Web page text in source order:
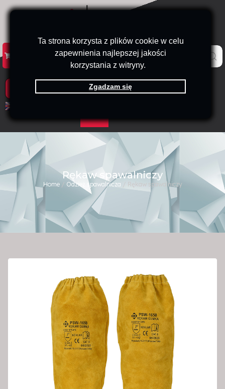
Ta strona korzysta z plików cookie w celu
zapewnienia najlepszej jakości
korzystania z witryny.
Zgadzam się
KATALOG KONTAKT
Rękaw spawalniczy
Home/ Odzież spawalnicza / Rękaw spawalniczy